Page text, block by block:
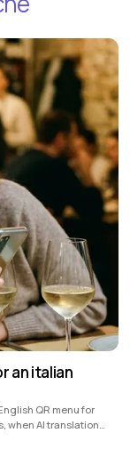
an italian
QR menu for
when AI translation